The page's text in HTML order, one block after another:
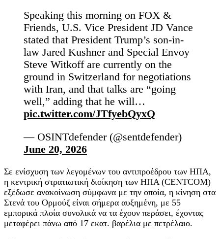
Speaking this morning on FOX &
Friends, U.S. Vice President JD Vance
stated that President Trump’s son-in-
law Jared Kushner and Special Envoy
Steve Witkoff are currently on the
ground in Switzerland for negotiations
with Iran, and that talks are “going
well,” adding that he will…
pic.twitter.com/JTfyebQyxQ
— OSINTdefender (@sentdefender)
June 20, 2026
Σε ενίσχυση των λεγομένων του αντιπροέδρου των ΗΠΑ,
η κεντρική στρατιωτική διοίκηση των ΗΠΑ (CENTCOM)
εξέδωσε ανακοίνωση σύμφωνα με την οποία, η κίνηση στα
Στενά του Ορμούζ είναι σήμερα αυξημένη, με 55
εμπορικά πλοία συνολικά να τα έχουν περάσει, έχοντας
μεταφέρει πάνω από 17 εκατ. βαρέλια με πετρέλαιο.